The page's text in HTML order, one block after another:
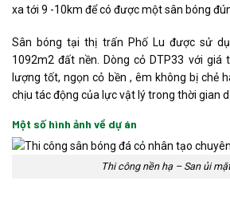
xa tới 9 -10km để có được một sân bóng
Sân bóng tại thị trấn Phố Lu được sử
1092m2 đất nền. Dòng cỏ DTP33 với giá
lượng tốt, ngọn cỏ bền , êm không bị chẻ
chịu tác động của lực vật lý trong thời gian
Một số hình ảnh về dự án
Thi công nền hạ – San ủi